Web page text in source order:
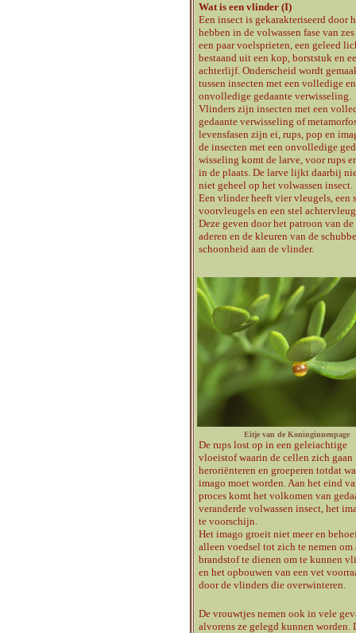
Wat is een vlinder (I)
Een insect is gekarakteriseerd door
hebben in de volwassen fase van
een paar voelsprieten, een geleed
bestaand uit een kop, borststuk en
achterlijf. Onderscheid wordt
tussen insecten met een volledige
onvolledige gedaante verwisseling.
Vlinders zijn insecten met een
gedaante verwisseling of
levensfasen zijn ei, rups, pop en
de insecten met een onvolledige
wisseling komt de larve, voor rups
in de plaats. De larve lijkt daarbij
niet geheel op het volwassen insect.
Een vlinder heeft vier vleugels, een
voorvleugels en een stel
Deze geven door het patroon van de
aderen en de kleuren van de
schoonheid aan de vlinder.
Eitje van de Koninginnenpage
De rups lost op in een geleiachtige
vloeistof waarin de cellen zich gaan
heroriënteren en groeperen totdat
imago moet worden. Aan het eind
proces komt het volkomen van
veranderde volwassen insect, het
te voorschijn.
Het imago groeit niet meer en
alleen voedsel tot zich te nemen om
brandstof te dienen om te kunnen
en het opbouwen van een vet
door de vlinders die overwinteren.
De vrouwtjes nemen ook in vele
alvorens ze gelegd kunnen worden.